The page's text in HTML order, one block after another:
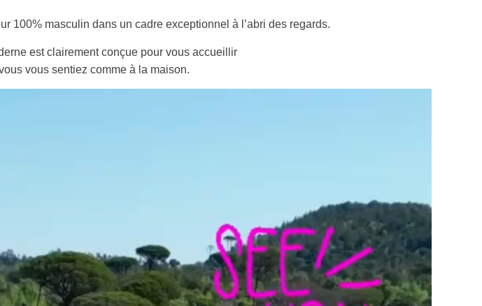
100% masculin dans un cadre exceptionnel à l’abri des regards.
est clairement conçue pour vous accueillir
vous sentiez comme à la maison.